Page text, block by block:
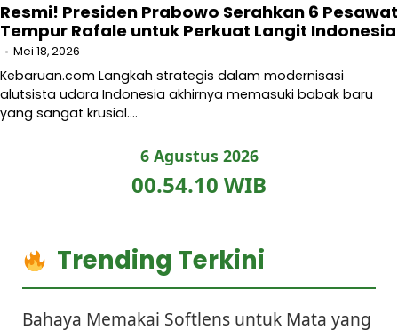
Resmi! Presiden Prabowo Serahkan 6 Pesawat
Tempur Rafale untuk Perkuat Langit Indonesia
Mei 18, 2026
Kebaruan.com Langkah strategis dalam modernisasi
alutsista udara Indonesia akhirnya memasuki babak baru
yang sangat krusial.…
6 Agustus 2026
00.54.11 WIB
Trending Terkini
Bahaya Memakai Softlens untuk Mata yang